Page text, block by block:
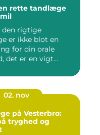
rette tandlæge
den rigtige
er ikke blot en
for din orale
det er en vigt...
02. nov
på Vesterbro:
tryghed og